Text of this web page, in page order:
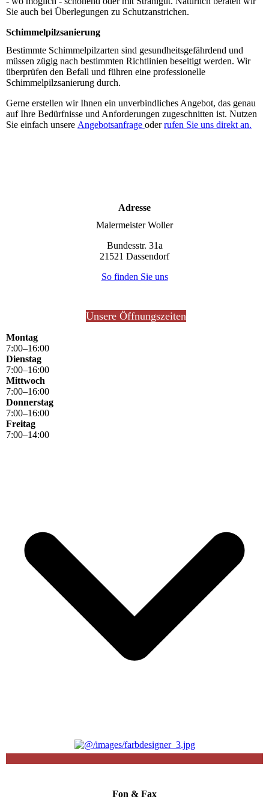
Sie auch bei Überlegungen zu Schutzanstrichen.
Schimmelpilzsanierung
Bestimmte Schimmelpilzarten sind gesundheitsgefährdend und
müssen zügig nach bestimmten Richtlinien beseitigt werden. Wir
überprüfen den Befall und führen eine professionelle
Schimmelpilzsanierung durch.
Gerne erstellen wir Ihnen ein unverbindliches Angebot, das genau
auf Ihre Bedürfnisse und Anforderungen zugeschnitten ist. Nutzen
Sie einfach unsere Angebotsanfrage oderrufen Sie uns direkt an.
Adresse
Maler­meister Woller
Bundesstr. 31a
21521 Dassendorf
So finden Sie uns
Unsere Öffnungszeiten
Montag
7:00–16:00
Dienstag
7:00–16:00
Mittwoch
7:00–16:00
Donnerstag
7:00–16:00
Freitag
7:00–14:00
Fon & Fax